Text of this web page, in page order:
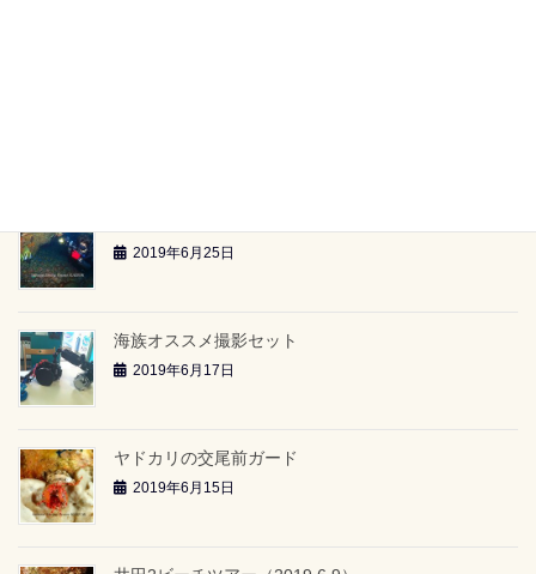
2019年6月25日
海族オススメ撮影セット
2019年6月17日
ヤドカリの交尾前ガード
2019年6月15日